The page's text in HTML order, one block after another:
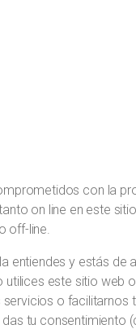
con la
on line en este
off-line.
entiendes y estás de
este sitio web
o facilitarnos
tu consentimiento